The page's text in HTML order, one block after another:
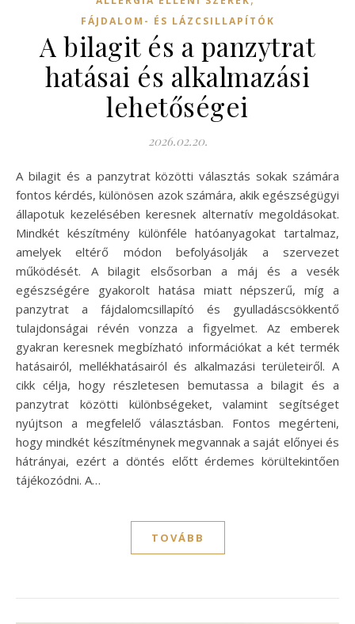
FÁJDALOM- ÉS LÁZCSILLAPÍTÓK
A bilagit és a panzytrat
hatásai és alkalmazási
lehetőségei
2026.02.20.
A bilagit és a panzytrat közötti választás sokak számára
fontos kérdés, különösen azok számára, akik egészségügyi
állapotuk kezelésében keresnek alternatív megoldásokat.
Mindkét készítmény különféle hatóanyagokat tartalmaz,
amelyek eltérő módon befolyásolják a szervezet
működését. A bilagit elsősorban a máj és a vesék
egészségére gyakorolt hatása miatt népszerű, míg a
panzytrat a fájdalomcsillapító és gyulladáscsökkentő
tulajdonságai révén vonzza a figyelmet. Az emberek
gyakran keresnek megbízható információkat a két termék
hatásairól, mellékhatásairól és alkalmazási területeiről. A
cikk célja, hogy részletesen bemutassa a bilagit és a
panzytrat közötti különbségeket, valamint segítséget
nyújtson a megfelelő választásban. Fontos megérteni,
hogy mindkét készítménynek megvannak a saját előnyei és
hátrányai, ezért a döntés előtt érdemes körültekintően
tájékozódni. A…
TOVÁBB